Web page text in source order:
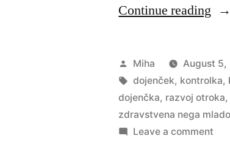
Continue reading
Posted
by
Miha August 5,
Tags:
dojenček, kontrolka,
dojenčka, razvoj otroka,
zdravstvena nega
Leave a comment